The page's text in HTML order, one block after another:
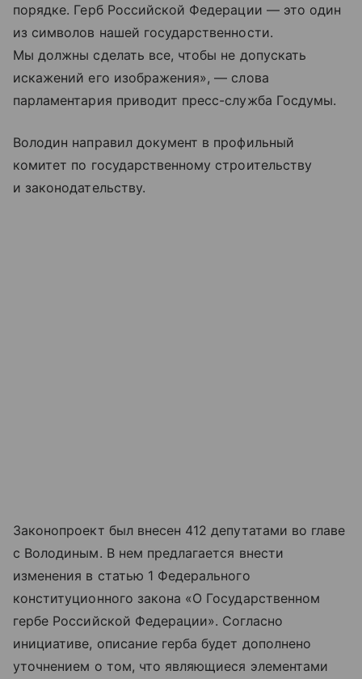
порядке. Герб Российской Федерации — это один
из символов нашей государственности.
Мы должны сделать все, чтобы не допускать
искажений его изображения», — слова
парламентария приводит пресс-служба Госдумы.
Володин направил документ в профильный
комитет по государственному строительству
и законодательству.
Законопроект был внесен 412 депутатами во главе
с Володиным. В нем предлагается внести
изменения в статью 1 Федерального
конституционного закона «О Государственном
гербе Российской Федерации». Согласно
инициативе, описание герба будет дополнено
уточнением о том, что являющиеся элементами